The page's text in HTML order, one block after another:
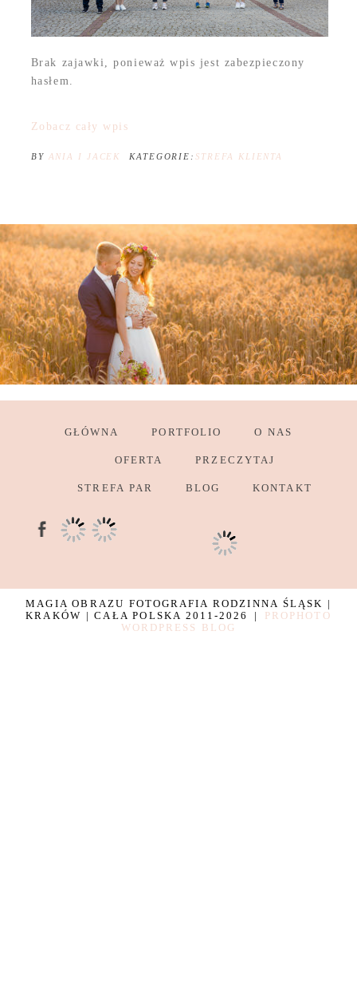
Brak zajawki, ponieważ wpis jest zabezpieczony
hasłem.
Zobacz cały wpis
BY ANIA I JACEK KATEGORIE: STREFA KLIENTA
GŁÓWNA PORTFOLIO O NAS
OFERTA PRZECZYTAJ
STREFA PAR BLOG KONTAKT
MAGIA OBRAZU FOTOGRAFIA RODZINNA ŚLĄSK |
KRAKÓW | CAŁA POLSKA 2011-2026
|
PROPHOTO
WORDPRESS BLOG